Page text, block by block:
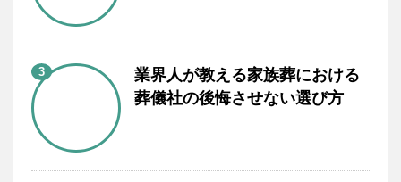
3
業界人が教える家族葬における
葬儀社の後悔させない選び方